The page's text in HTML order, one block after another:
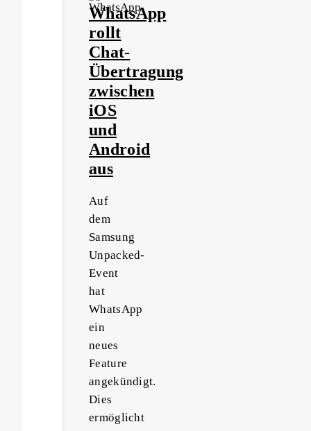
WhatsApp
rollt
Chat-
Übertragung
zwischen
iOS
und
Android
aus
Auf
dem
Samsung
Unpacked-
Event
hat
WhatsApp
ein
neues
Feature
angekündigt.
Dies
ermöglicht